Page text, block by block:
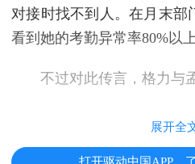
对接时找不到人。在月末部
看到她的考勤异常率80%以上
不过对此传言，格力与
展开全
打开驱动中国APP，